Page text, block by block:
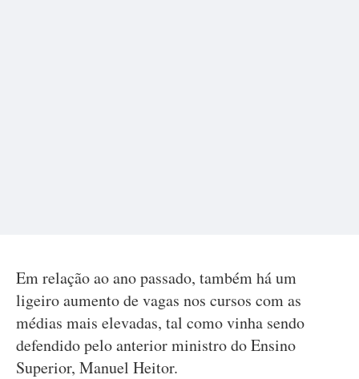
Em relação ao ano passado, também há um
ligeiro aumento de vagas nos cursos com as
médias mais elevadas, tal como vinha sendo
defendido pelo anterior ministro do Ensino
Superior, Manuel Heitor.